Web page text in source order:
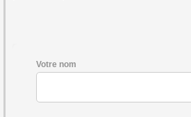
Votre nom